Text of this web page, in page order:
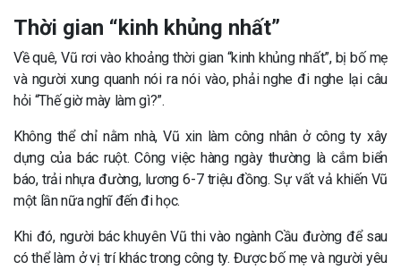
Thời gian “kinh khủng nhất”
Về quê, Vũ rơi vào khoảng thời gian “kinh khủng nhất”, bị bố mẹ
và người xung quanh nói ra nói vào, phải nghe đi nghe lại câu
hỏi “Thế giờ mày làm gì?”.
Không thể chỉ nằm nhà, Vũ xin làm công nhân ở công ty xây
dựng của bác ruột. Công việc hàng ngày thường là cắm biển
báo, trải nhựa đường, lương 6-7 triệu đồng. Sự vất vả khiến Vũ
một lần nữa nghĩ đến đi học.
Khi đó, người bác khuyên Vũ thi vào ngành Cầu đường để sau
có thể làm ở vị trí khác trong công ty. Được bố mẹ và người yêu